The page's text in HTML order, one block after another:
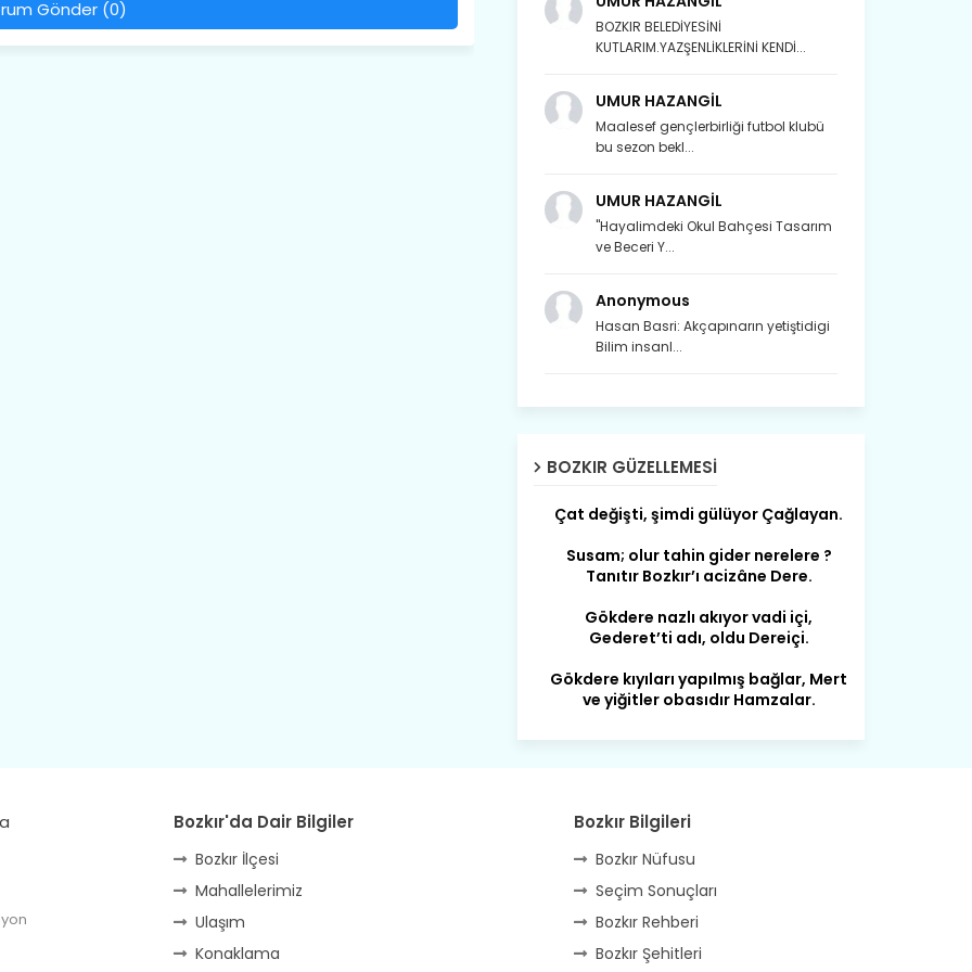
Gönder (0)
BOZKIR BELEDİYESİNİ
KUTLARIM.YAZŞENLİKLERİNİ KENDİ...
UMUR HAZANGİL
Maalesef gençlerbirliği futbol klubü
bu sezon bekl...
UMUR HAZANGİL
"Hayalimdeki Okul Bahçesi Tasarım
ve Beceri Y...
Anonymous
Hasan Basri: Akçapınarın yetiştidigi
Bilim insanl...
BOZKIR GÜZELLEMESI
Son yıllarda orda yok artık ağlayan,
Çat değişti, şimdi gülüyor Çağlayan.
Susam; olur tahin gider nerelere ?
Gökdere nazlı akıyor vadi içi,
Gökdere kıyıları yapılmış bağlar, Mert
Harmanı,elması ve Sorkunca’sı var.
Belören, Koçaş, Kuzören vermiş hep
kan, Bunlarla kasaba olmuş Sarıoğlan.
Çarşamba’nın koynunda tarih çok
yorgun. Şehit Berâtlı, halkı yiğit genç
Sorkun.
Bozkır'da Dair Bilgiler
Bozkır İlçesi
Mahallelerimiz
Ulaşım
Konaklama
Bozkır Bilgileri
Bozkır Nüfusu
Seçim Sonuçları
Bozkır Rehberi
Bozkır Şehitleri